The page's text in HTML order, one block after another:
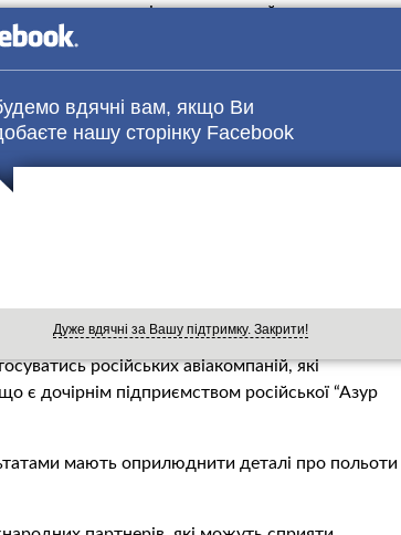
вдячні вам, якщо Ви
нашу сторінку Facebook
Дуже вдячні за Вашу підтримку. Закрити!
про закриття авіапростору не йдеться.
прийняли через безпрецедентну
загрози для України з боку РФ.
вимушені припинити польоти через вимоги
Україною на час кризи.
тимчасове припинення рейсів до Києва. А 13
посадку в Кишиневі через вимоги
не зможуть виконувати польоти у
російських авіакомпаній, які
є дочірнім підприємством російської “Азур
мають оприлюднити деталі про польоти